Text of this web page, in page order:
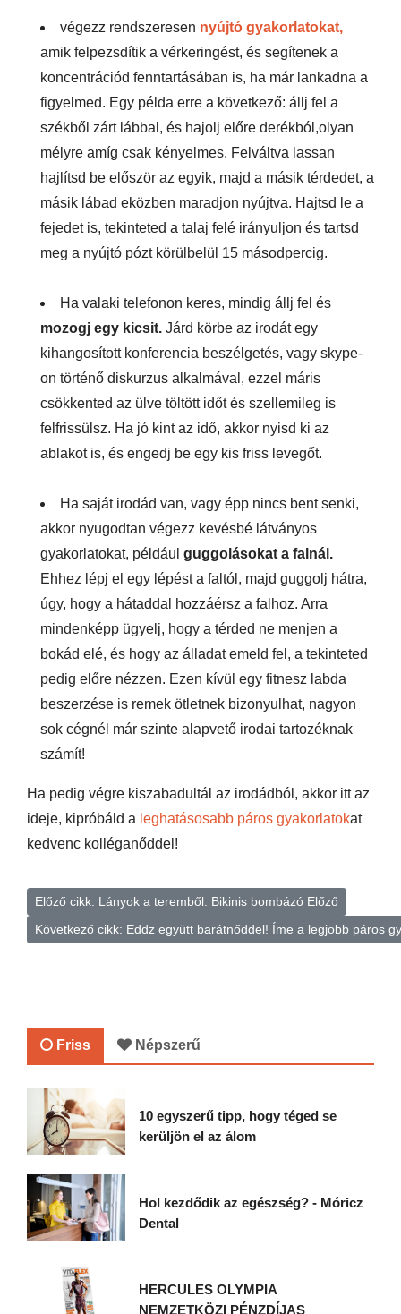
végezz rendszeresen nyújtó gyakorlatokat,
amik felpezsdítik a vérkeringést, és segítenek a
koncentrációd fenntartásában is, ha már lankadna a
figyelmed. Egy példa erre a következő: állj fel a
székből zárt lábbal, és hajolj előre derékból,olyan
mélyre amíg csak kényelmes. Felváltva lassan
hajlítsd be először az egyik, majd a másik térdedet, a
másik lábad eközben maradjon nyújtva. Hajtsd le a
fejedet is, tekinteted a talaj felé irányuljon és tartsd
meg a nyújtó pózt körülbelül 15 másodpercig.
Ha valaki telefonon keres, mindig állj fel és
mozogj egy kicsit. Járd körbe az irodát egy
kihangosított konferencia beszélgetés, vagy skype-
on történő diskurzus alkalmával, ezzel máris
csökkented az ülve töltött időt és szellemileg is
felfrissülsz. Ha jó kint az idő, akkor nyisd ki az
ablakot is, és engedj be egy kis friss levegőt.
Ha saját irodád van, vagy épp nincs bent senki,
akkor nyugodtan végezz kevésbé látványos
gyakorlatokat, például guggolásokat a falnál.
Ehhez lépj el egy lépést a faltól, majd guggolj hátra,
úgy, hogy a hátaddal hozzáérsz a falhoz. Arra
mindenképp ügyelj, hogy a térded ne menjen a
bokád elé, és hogy az álladat emeld fel, a tekinteted
pedig előre nézzen. Ezen kívül egy fitnesz labda
beszerzése is remek ötletnek bizonyulhat, nagyon
sok cégnél már szinte alapvető irodai tartozéknak
számít!
Ha pedig végre kiszabadultál az irodádból, akkor itt az
ideje, kipróbáld a leghatásosabb páros gyakorlatokat
kedvenc kolléganőddel!
Előző cikk: Lányok a teremből: Bikinis bombázó Előző
Következő cikk: Eddz együtt barátnőddel! Íme a legjobb páros
Friss Népszerű
10 egyszerű tipp, hogy téged se
kerüljön el az álom
Hol kezdődik az egészség? - Móricz
Dental
HERCULES OLYMPIA
NEMZETKÖZI PÉNZDÍJAS